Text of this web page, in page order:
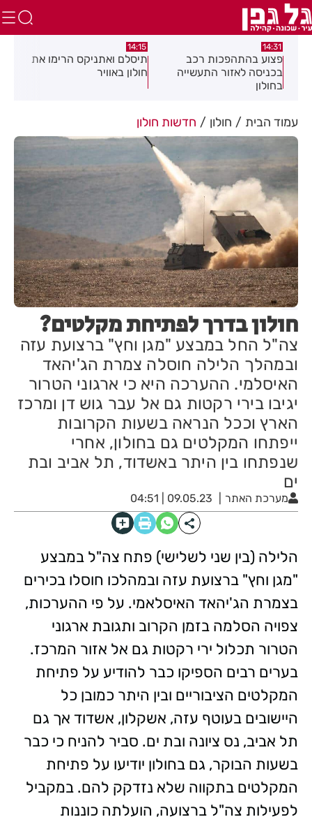
14:31
פצוע בהתהפכות רכב
בכניסה לאזור התעשייה
בחולון
14:15
תיסלם ואתניקס הרימו את
חולון באוויר
עמוד הבית חולון חדשות חולון
חולון בדרך לפתיחת מקלטים?
צה"ל החל במבצע "מגן וחץ" ברצועת עזה
ובמהלך הלילה חוסלה צמרת הג'יהאד
האיסלמי. ההערכה היא כי ארגוני הטרור
יגיבו בירי רקטות גם אל עבר גוש דן ומרכז
הארץ וככל הנראה בשעות הקרובות
ייפתחו המקלטים גם בחולון, אחרי
שנפתחו בין היתר באשדוד, תל אביב ובת
ים
מערכת האתר 09.05.23 | 04:51
הלילה (בין שני לשלישי) פתח צה"ל במבצע
"מגן וחץ" ברצועת עזה ובמהלכו חוסלו בכירים
בצמרת הג'יהאד האיסלאמי. על פי ההערכות,
צפויה הסלמה בזמן הקרוב ותגובת ארגוני
הטרור תכלול ירי רקטות גם אל אזור המרכז.
בערים רבים הספיקו כבר להודיע על פתיחת
המקלטים הציבוריים ובין היתר כמובן כל
היישובים בעוטף עזה, אשקלון, אשדוד אך גם
תל אביב, נס ציונה ובת ים. סביר להניח כי כבר
בשעות הבוקר, גם בחולון יודיעו על פתיחת
המקלטים בתקווה שלא נזדקק להם. במקביל
לפעילות צה"ל ברצועה, הועלתה כוננות